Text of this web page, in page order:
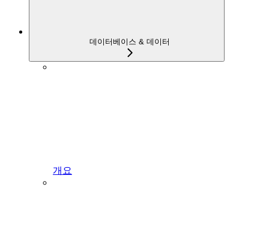
데이터베이스 & 데이터
개요